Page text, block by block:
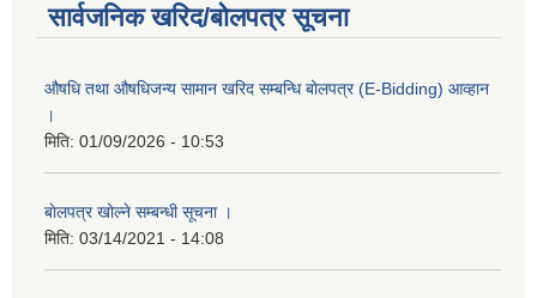
सार्वजनिक खरिद/बोलपत्र सूचना
औषधि तथा औषधिजन्य सामान खरिद सम्बन्धि बोलपत्र (E-Bidding) आव्हान
।
मिति: 01/09/2026 - 10:53
बाेलपत्र खोल्ने सम्बन्धी सूचना ।
मिति: 03/14/2021 - 14:08